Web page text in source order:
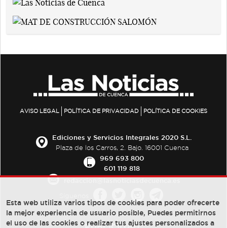
AVISO LEGAL POLÍTICA DE PRIVACIDAD POLÍTICA DE COOKIES
Ediciones y Servicios Integrales 2020 S.L.
Plaza de los Carros, 2. Bajo. 16001 Cuenca
969 693 800
601 119 818
Esta web utiliza varios tipos de cookies para poder ofrecerte
la mejor experiencia de usuario posible, Puedes permitirnos
el uso de las cookies o realizar tus ajustes personalizados a